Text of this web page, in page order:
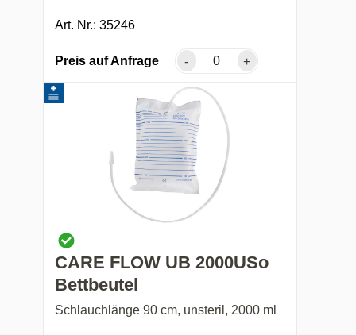
Art. Nr.: 35246
Preis auf Anfrage - +
CARE FLOW UB 2000USo
Bettbeutel
Schlauchlänge 90 cm, unsteril, 2000 ml